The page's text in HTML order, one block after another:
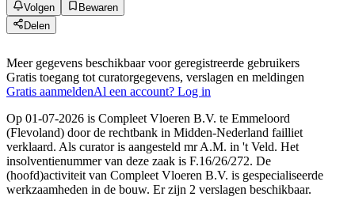
Volgen
Bewaren
Delen
Meer gegevens beschikbaar voor geregistreerde gebruikers
Gratis toegang tot curatorgegevens, verslagen en meldingen
Gratis aanmeldenAl een account? Log in
Op 01-07-2026 is Compleet Vloeren B.V. te Emmeloord
(Flevoland) door de rechtbank in Midden-Nederland failliet
verklaard. Als curator is aangesteld mr A.M. in 't Veld. Het
insolventienummer van deze zaak is F.16/26/272. De
(hoofd)activiteit van Compleet Vloeren B.V. is gespecialiseerde
werkzaamheden in de bouw. Er zijn 2 verslagen beschikbaar.